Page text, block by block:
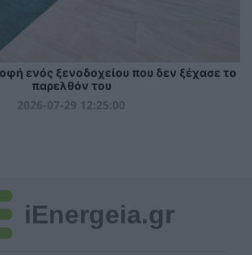
ενός ξενοδοχείου που δεν ξέχασε το
παρελθόν του
2026-07-29 12:25:00
iEnergeia.gr